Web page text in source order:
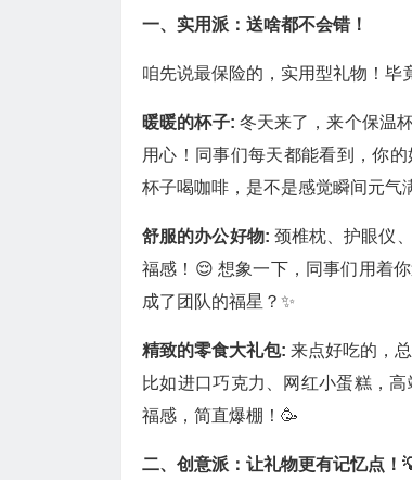
一、实用派：送啥都不会错！
咱先说最保险的，实用型礼物！毕
暖暖的杯子: 冬天来了，来个保温
用心！同事们每天都能看到，你
杯子喝咖啡，是不是感觉瞬间元气
舒服的办公好物: 颈椎枕、护眼仪
福感！😌 想象一下，同事们用着
成了团队的福星？✨
精致的零食大礼包:来点好吃的，
比如进口巧克力、网红小蛋糕，
福感，简直爆棚！🥳
二、创意派：让礼物更有记忆点！